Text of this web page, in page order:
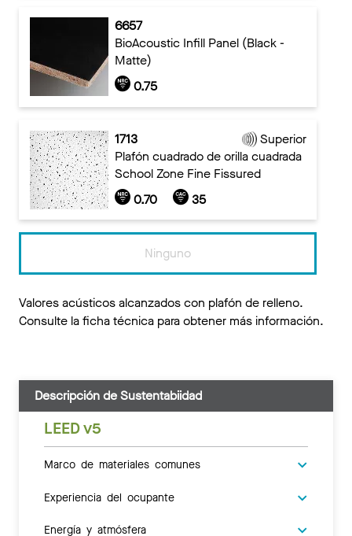
6657
BioAcoustic Infill Panel (Black -
Matte)
0.75
1713
Superior
Plafón cuadrado de orilla cuadrada
School Zone Fine Fissured
0.70
35
Ninguno
Valores acústicos alcanzados con plafón de relleno.
Consulte la ficha técnica para obtener más información.
Descripción de Sustentabiidad
LEED v5
Marco de materiales comunes
Experiencia del ocupante
Energía y atmósfera